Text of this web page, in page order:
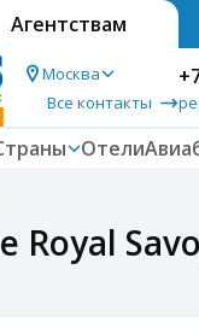
Агентствам
Москва
Все контакты
Отели
Royal